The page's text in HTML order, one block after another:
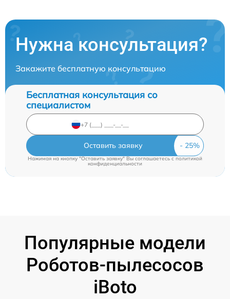
Нужна консультация?
Закажите бесплатную консультацию
Бесплатная консультация со
специалистом
Оставить заявку
Нажимая на кнопку "Оставить заявку" Вы соглашаетесь c политикой
конфиденциальности
Популярные модели
Роботов-пылесосов
iBoto